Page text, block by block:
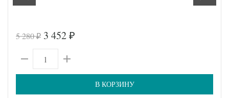
5 280₽ 3 452 ₽
В КОРЗИНУ